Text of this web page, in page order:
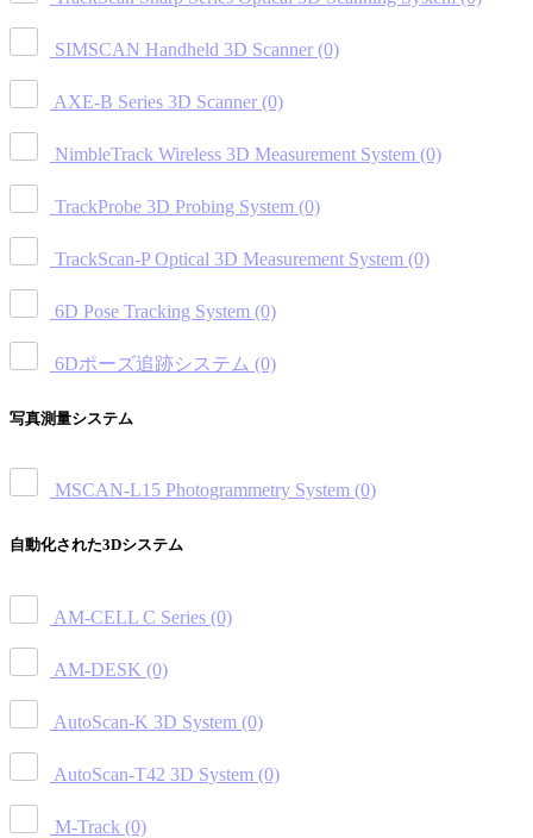
SIMSCAN Handheld 3D Scanner (0)
AXE-B Series 3D Scanner (0)
NimbleTrack Wireless 3D Measurement System (0)
TrackProbe 3D Probing System (0)
TrackScan-P Optical 3D Measurement System (0)
6D Pose Tracking System (0)
6Dポーズ追跡システム (0)
写真測量システム
MSCAN-L15 Photogrammetry System (0)
自動化された3Dシステム
AM-CELL C Series (0)
AM-DESK (0)
AutoScan-K 3D System (0)
AutoScan-T42 3D System (0)
M-Track (0)